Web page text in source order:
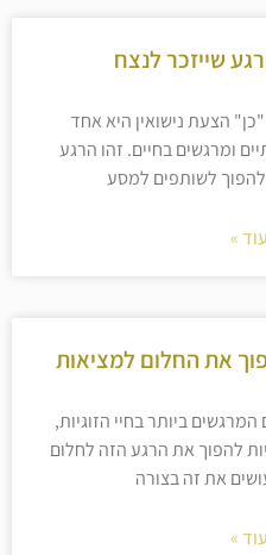
שייזכר לנצח
הצעת נישואין היא אחד
ומרגשים בחיים. זהו הרגע
להפוך לשותפים למסע
»
את החלום למציאות
ביותר בחיי הזוגיות,
להפוך את הרגע הזה לחלום
את זה בצורה
»